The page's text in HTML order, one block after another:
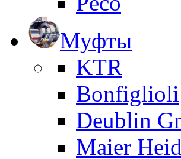
Муфты
KTR
Bonfiglioli
Deublin
Maier